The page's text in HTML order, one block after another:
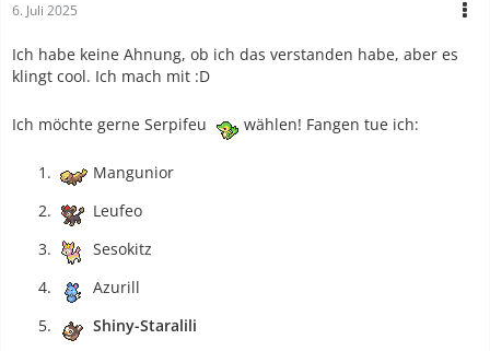
6. Juli 2025
Ich habe keine Ahnung, ob ich das verstanden habe, aber es
klingt cool. Ich mach mit :D
Ich möchte gerne Serpifeu wählen! Fangen tue ich:
Mangunior
Leufeo
Sesokitz
Azurill
Shiny-Staralili